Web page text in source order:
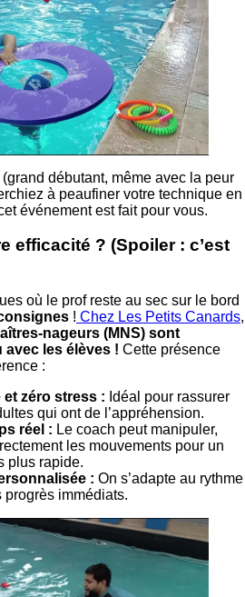
débutant, même avec la peur
à peaufiner votre technique en
événement est fait pour vous.
efficacité ? (Spoiler : c’est
où le prof reste au sec sur le bord
! Chez Les Petits Canards,
nageurs (MNS) sont
avec les élèves ! Cette présence
:
zéro stress : Idéal pour rassurer
qui ont de l’appréhension.
réel : Le coach peut manipuler,
les mouvements pour un
plus rapide.
: On s’adapte au rythme
immédiats.